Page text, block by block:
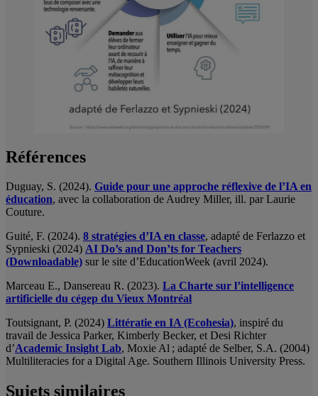
Références
Duguay, S. (2024). Guide pour une approche réflexive de l’IA en
éducation, avec la collaboration de Audrey Miller, ill. par Laurie
Couture.
Guité, F. (2024). 8 stratégies d’IA en classe, adapté de Ferlazzo et
Sypnieski (2024) AI Do’s and Don’ts for Teachers
(Downloadable) sur le site d’EducationWeek (avril 2024).
Marceau E., Dansereau R. (2023). La Charte sur l’intelligence
artificielle du cégep du Vieux Montréal
Toutsignant, P. (2024) Littératie en IA (Ecohesia), inspiré du
travail de Jessica Parker, Kimberly Becker, et Desi Richter
d’Academic Insight Lab, Moxie Al ; adapté de Selber, S.A. (2004)
Multiliteracies for a Digital Age. Southern Illinois University Press.
Sujets similaires